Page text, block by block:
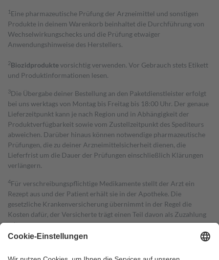
1 Eine pharmazeutische Prüfung der Arzneimittel und sonstigen
Produkte in deinem Warenkorb beinhaltet die Durchführung von
Wechselwirkungschecks und die Prüfung etwaiger
Anwendungshinweise des Herstellers.
2Biozidproduktevorsichtig verwenden. Vor Gebrauch stets Etikett
und Produktinformationen lesen.
3Die Übergabe deiner Bestellung an den Paketdienstleister erfolgt
bei uns werktags von Montag bis Freitag bis 18:00 Uhr. Der genaue
Lieferzeitpunkt kann je nach Region und in Abhängigkeit der
Produktverfügbarkeit sowie vom Zustellzeitpunkt des Spediteurs
abweichen. Darüber hinaus können notwendige pharmazeutische
Prüfungen, die zu deiner Arzneimittelsicherheit dienen, die
Lieferfrist um die Dauer der Prüfungen einschließlich Klärungen
verlängern.
4Für verschreibungspflichtige Medikamente stellt der Arzt ein
Rezept aus und der Patient erhält sie in der Apotheke. Die
gesetzliche Krankenversicherung übernimmt in der Regel die
Kosten dafür, der Versicherte trägt einen Teil davon als Zuzahlung
mit.
Grundsätzlich leisten Mitglieder Zuzahlungen in Höhe von zehn
höchstens zehn Euro.
Es sind jedoch nie mehr als die tatsächlichen